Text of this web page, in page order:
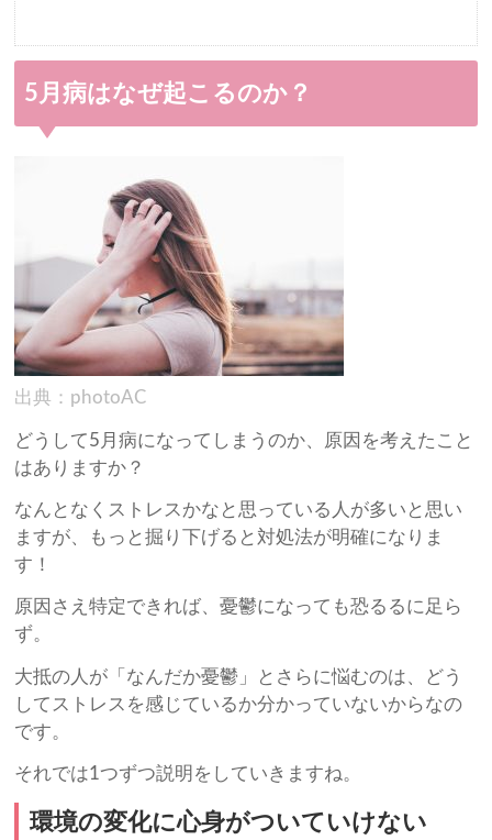
5月病はなぜ起こるのか？
出典：photoAC
どうして5月病になってしまうのか、原因を考えたこと
はありますか？
なんとなくストレスかなと思っている人が多いと思い
ますが、もっと掘り下げると対処法が明確になりま
す！
原因さえ特定できれば、憂鬱になっても恐るるに足ら
ず。
大抵の人が「なんだか憂鬱」とさらに悩むのは、どう
してストレスを感じているか分かっていないからなの
です。
それでは1つずつ説明をしていきますね。
環境の変化に心身がついていけない